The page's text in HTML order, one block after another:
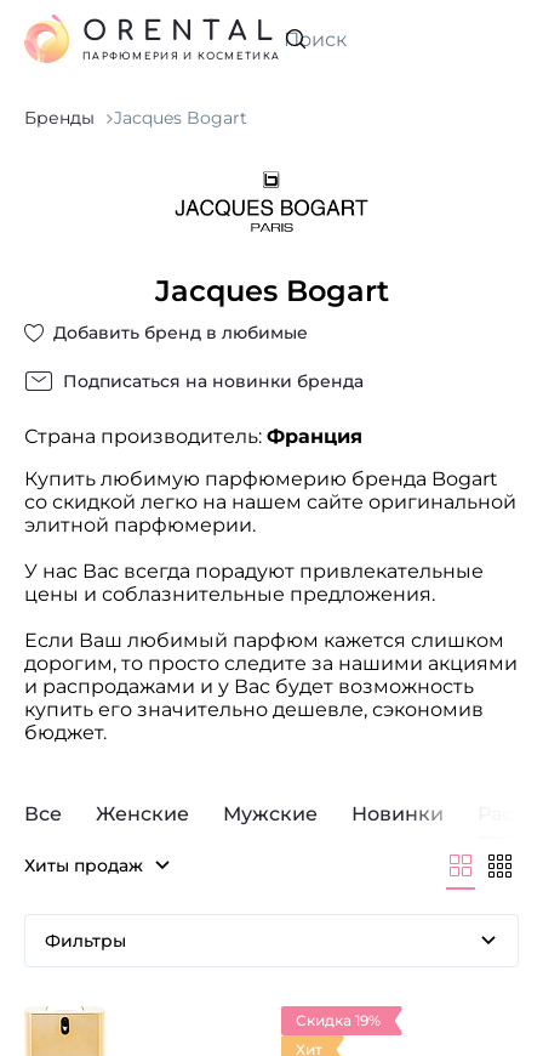
Искать
ORENTAL
ПАРФЮМЕРИЯ И КОСМЕТИКА
Бренды Jacques Bogart
Jacques Bogart
Добавить бренд в любимые
Подписаться на новинки бренда
Страна производитель: Франция
Купить любимую парфюмерию бренда Bogart
со скидкой легко на нашем сайте оригинальной
элитной парфюмерии.
У нас Вас всегда порадуют привлекательные
цены и соблазнительные предложения.
Если Ваш любимый парфюм кажется слишком
дорогим, то просто следите за нашими акциями
и распродажами и у Вас будет возможность
купить его значительно дешевле, сэкономив
бюджет.
Все Женские Мужские Новинки
Хиты продаж
Фильтры
Скидка 19%
Хит